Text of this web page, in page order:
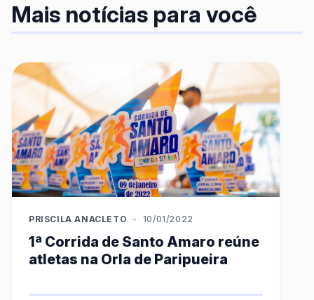
Mais notícias para você
PRISCILA ANACLETO • 10/01/2022
1ª Corrida de Santo Amaro reúne
atletas na Orla de Paripueira